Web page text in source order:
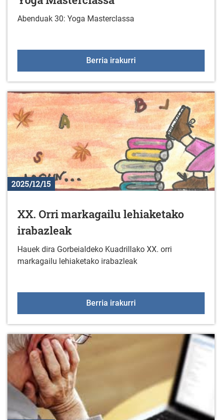
Abenduak 30: Yoga Masterclassa
Berria irakurri
2025/12/15
XX. Orri markagailu lehiaketako
irabazleak
Hauek dira Gorbeialdeko Kuadrillako XX. orri
markagailu lehiaketako irabazleak
Berria irakurri